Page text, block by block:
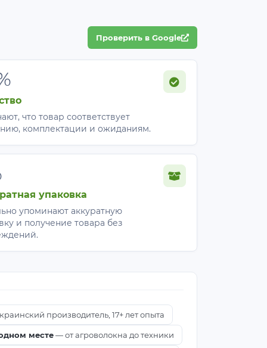
Изделие оснащено удобными
Проверить в Google
что товар соответствует
комплектации и ожиданиям.
упаковка
упоминают аккуратную
и получение товара без
производитель, 17+ лет опыта
месте— от агроволокна до техники